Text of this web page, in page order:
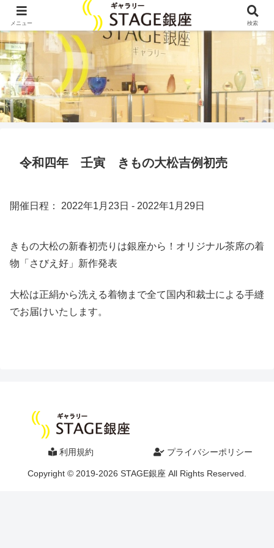
令和四年 壬寅 きもの大松吉例初売
開催日程： 2022年1月23日 - 2022年1月29日
きもの大松の新春初売りは銀座から！オリジナル茶席の着
物「さびえ好」新作発表
大松は正絹から洗える着物まで全て国内和裁士による手縫
でお届けいたします。
利用規約 プライバシーポリシー
Copyright © 2019-2026 STAGE銀座 All Rights Reserved.
メニュー 検索